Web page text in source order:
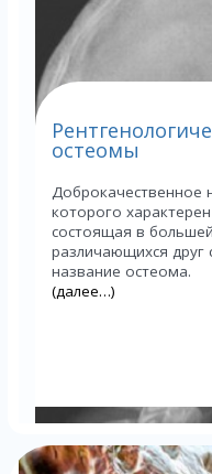
остеомы
Доброкачественное
которого
состоящая в
различающихся друг
название остеома.
(далее…)